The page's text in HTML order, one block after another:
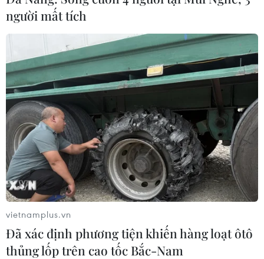
người mất tích
vietnamplus.vn
Đã xác định phương tiện khiến hàng loạt ôtô
thủng lốp trên cao tốc Bắc-Nam